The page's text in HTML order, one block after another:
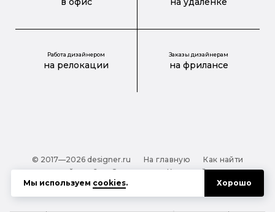
Работа дизайнером
на релокации
Заказы дизайнерам
на фрилансе
© 2017—2026 designer.ru На главную
Как найти
дизайнера?
О проекте
Карта сайта
Обработка персональных данных
Файлы cookie
Мы используем cookies. Хорошо